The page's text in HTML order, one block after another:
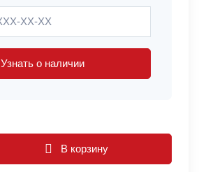
Узнать о наличии
В корзину